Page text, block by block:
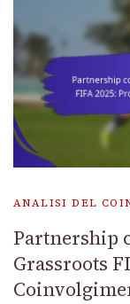
ANALISI DEL
Partnership
Grassroots